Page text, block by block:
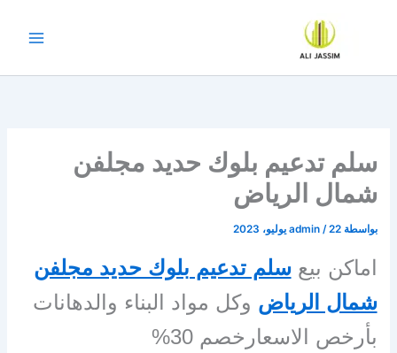
سلم تدعيم بلوك حديد مجلفن
شمال الرياض
بواسطة admin /22 يوليو، 2023
اماكن بيعسلم تدعيم بلوك حديد مجلفن
شمال الرياض وكل مواد البناء والدهانات
بأرخص الاسعارخصم 30%